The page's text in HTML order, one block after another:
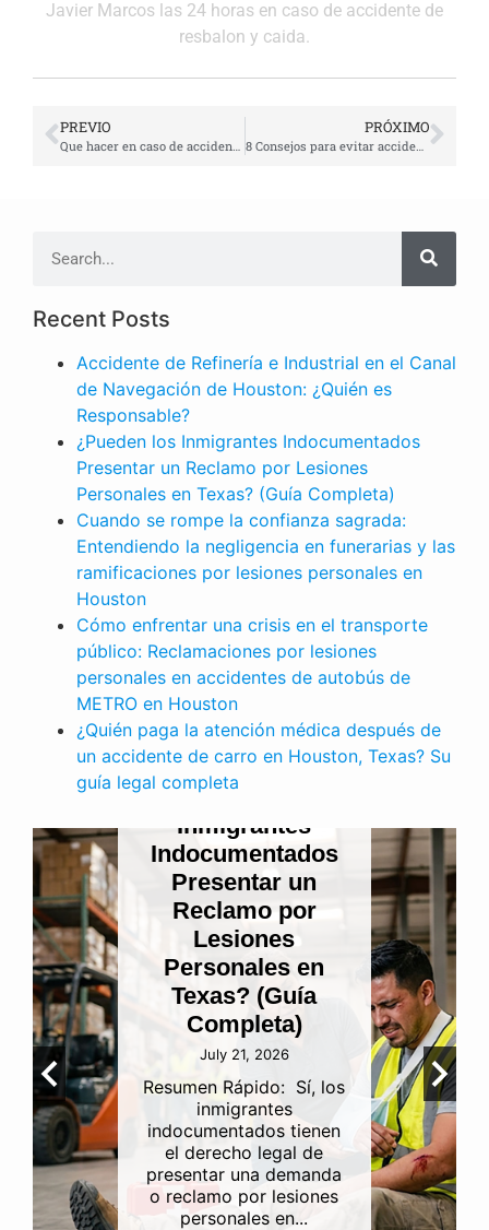
Javier Marcos las 24 horas en caso de accidente de
resbalon y caida.
PREVIO PRÓXIMO
8 Consejos para evitar accidentes de carro | Abogado Javier Marcos
Recent Posts
Accidente de Refinería e Industrial en el Canal
de Navegación de Houston: ¿Quién es
Responsable?
¿Pueden los Inmigrantes Indocumentados
Presentar un Reclamo por Lesiones
Personales en Texas? (Guía Completa)
Cuando se rompe la confianza sagrada:
Entendiendo la negligencia en funerarias y las
ramificaciones por lesiones personales en
Houston
Cómo enfrentar una crisis en el transporte
público: Reclamaciones por lesiones
personales en accidentes de autobús de
METRO en Houston
¿Quién paga la atención médica después de
un accidente de carro en Houston, Texas? Su
guía legal completa
LESIONES PERSONALES
¿Pueden los
Inmigrantes
Indocumentados
Presentar un
Reclamo por
Lesiones
Personales en
Texas? (Guía
Completa)
July 21, 2026
Resumen Rápido: Sí, los
inmigrantes
indocumentados tienen
el derecho legal de
presentar una demanda
o reclamo por lesiones
personales en...